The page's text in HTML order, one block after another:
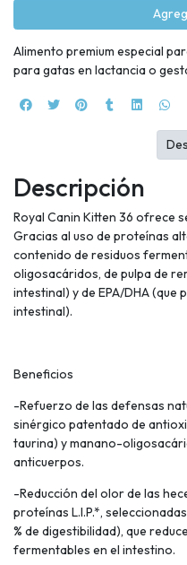
Alimento premium especial
para gatas en lactancia o
Descripción
Royal Canin Kitten 36 ofrece
Gracias al uso de proteínas
contenido de residuos
oligosacáridos, de pulpa de
intestinal) y de EPA/DHA (que
intestinal).
Beneficios
-Refuerzo de las defensas
sinérgico patentado de
taurina) y manano-
anticuerpos.
-Reducción del olor de las
proteínas L.I.P.*,
% de digestibilidad), que
fermentables en el intestino.